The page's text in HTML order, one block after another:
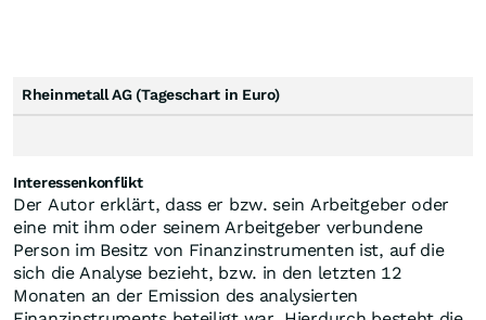
Rheinmetall AG (Tageschart in Euro)
Interessenkonflikt
Der Autor erklärt, dass er bzw. sein Arbeitgeber oder
eine mit ihm oder seinem Arbeitgeber verbundene
Person im Besitz von Finanzinstrumenten ist, auf die
sich die Analyse bezieht, bzw. in den letzten 12
Monaten an der Emission des analysierten